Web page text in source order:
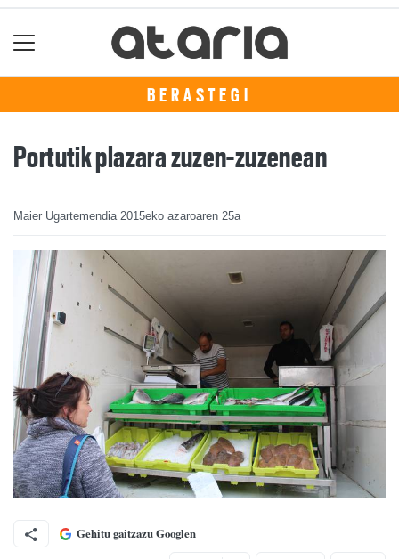
BERASTEGI
Portutik plazara zuzen-zuzenean
Maier Ugartemendia 2015eko azaroaren 25a
Gehitu gaitzazu Googlen